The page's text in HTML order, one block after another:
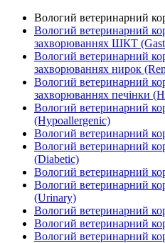
Вологий ветеринарний
Вологий ветеринарний
захворюваннях ШКТ
Вологий ветеринарний
захворюваннях нирок
Вологий ветеринарний
захворюваннях печінки
Вологий ветеринарний
(Hypoallergenic)
Вологий ветеринарний
Вологий ветеринарний
(Diabetic)
Вологий ветеринарний
Вологий ветеринарний
(Urinary)
Вологий ветеринарний
Вологий ветеринарний
Вологий ветеринарний